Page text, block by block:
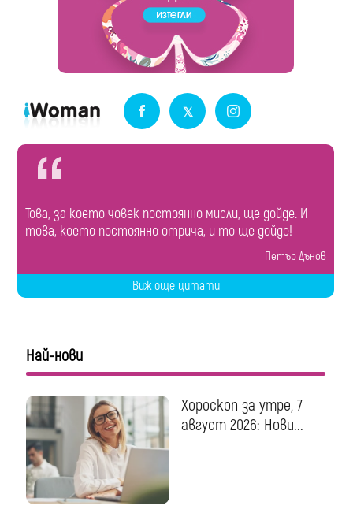
Това, за което човек постоянно мисли, ще дойде. И
това, което постоянно отрича, и то ще дойде!
Петър Дънов
Виж още цитати
Най-нови
Хороскоп за утре, 7
август 2026: Нови...